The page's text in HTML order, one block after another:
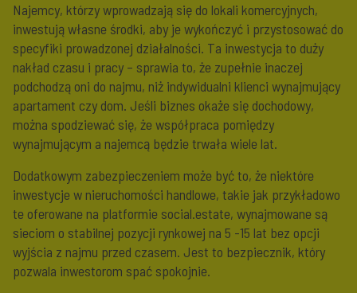
Najemcy, którzy wprowadzają się do lokali komercyjnych,
inwestują własne środki, aby je wykończyć i przystosować do
specyfiki prowadzonej działalności. Ta inwestycja to duży
nakład czasu i pracy – sprawia to, że zupełnie inaczej
podchodzą oni do najmu, niż indywidualni klienci wynajmujący
apartament czy dom. Jeśli biznes okaże się dochodowy,
można spodziewać się, że współpraca pomiędzy
wynajmującym a najemcą będzie trwała wiele lat.
Dodatkowym zabezpieczeniem może być to, że niektóre
inwestycje w nieruchomości handlowe, takie jak przykładowo
te oferowane na platformie social.estate, wynajmowane są
sieciom o stabilnej pozycji rynkowej na 5 -15 lat bez opcji
wyjścia z najmu przed czasem. Jest to bezpiecznik, który
pozwala inwestorom spać spokojnie.